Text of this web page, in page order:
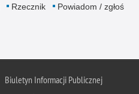
Rzecznik
Powiadom / zgłoś
Biuletyn Informacji Publicznej